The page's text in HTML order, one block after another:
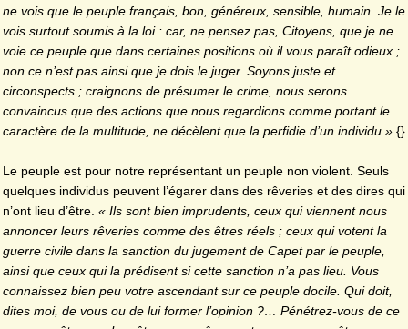
ne vois que le peuple français, bon, généreux, sensible, humain. Je le
vois surtout soumis à la loi : car, ne pensez pas, Citoyens, que je ne
voie ce peuple que dans certaines positions où il vous paraît odieux ;
non ce n’est pas ainsi que je dois le juger. Soyons juste et
circonspects ; craignons de présumer le crime, nous serons
convaincus que des actions que nous regardions comme portant le
caractère de la multitude, ne décèlent que la perfidie d’un individu ». {}
Le peuple est pour notre représentant un peuple non violent. Seuls
quelques individus peuvent l’égarer dans des rêveries et des dires qui
n’ont lieu d’être. « Ils sont bien imprudents, ceux qui viennent nous
annoncer leurs rêveries comme des êtres réels ; ceux qui votent la
guerre civile dans la sanction du jugement de Capet par le peuple,
ainsi que ceux qui la prédisent si cette sanction n’a pas lieu. Vous
connaissez bien peu votre ascendant sur ce peuple docile. Qui doit,
dites moi, de vous ou de lui former l’opinion ?… Pénétrez-vous de ce